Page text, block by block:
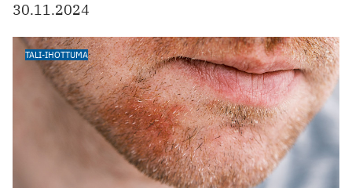
30.11.2024
TALI-IHOTTUMA